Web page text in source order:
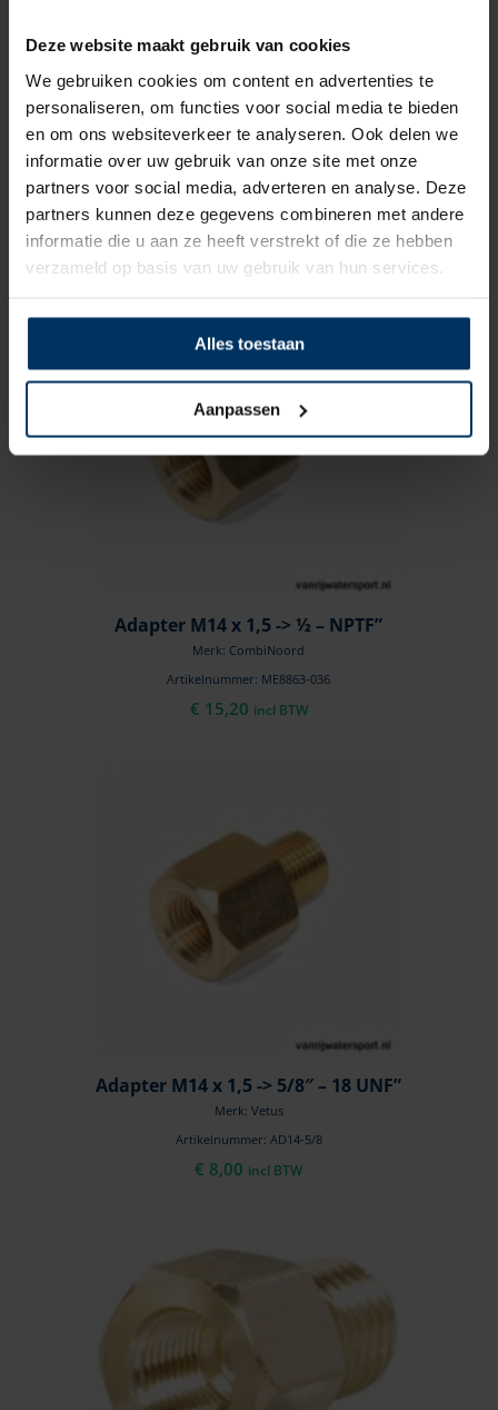
Deze website maakt gebruik van cookies
We gebruiken cookies om content en advertenties te
personaliseren, om functies voor social media te bieden
en om ons websiteverkeer te analyseren. Ook delen we
informatie over uw gebruik van onze site met onze
partners voor social media, adverteren en analyse. Deze
partners kunnen deze gegevens combineren met andere
informatie die u aan ze heeft verstrekt of die ze hebben
verzameld op basis van uw gebruik van hun services.
Alles toestaan
Aanpassen
Adapter M10 x 1K -> M18 x 1,5
Merk: Vetus
Artikelnummer: AD10-18
€ 6,20 incl BTW
Adapter M14 x 1,5 -> ½ – NPTF”
Merk: CombiNoord
Artikelnummer: ME8863-036
€ 15,20 incl BTW
Adapter M14 x 1,5 -> 5/8″ – 18 UNF”
Merk: Vetus
Artikelnummer: AD14-5/8
€ 8,00 incl BTW